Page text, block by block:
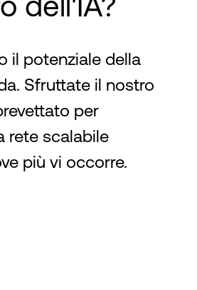
il potenziale della
Sfruttate il nostro
per
rete scalabile
più vi occorre.